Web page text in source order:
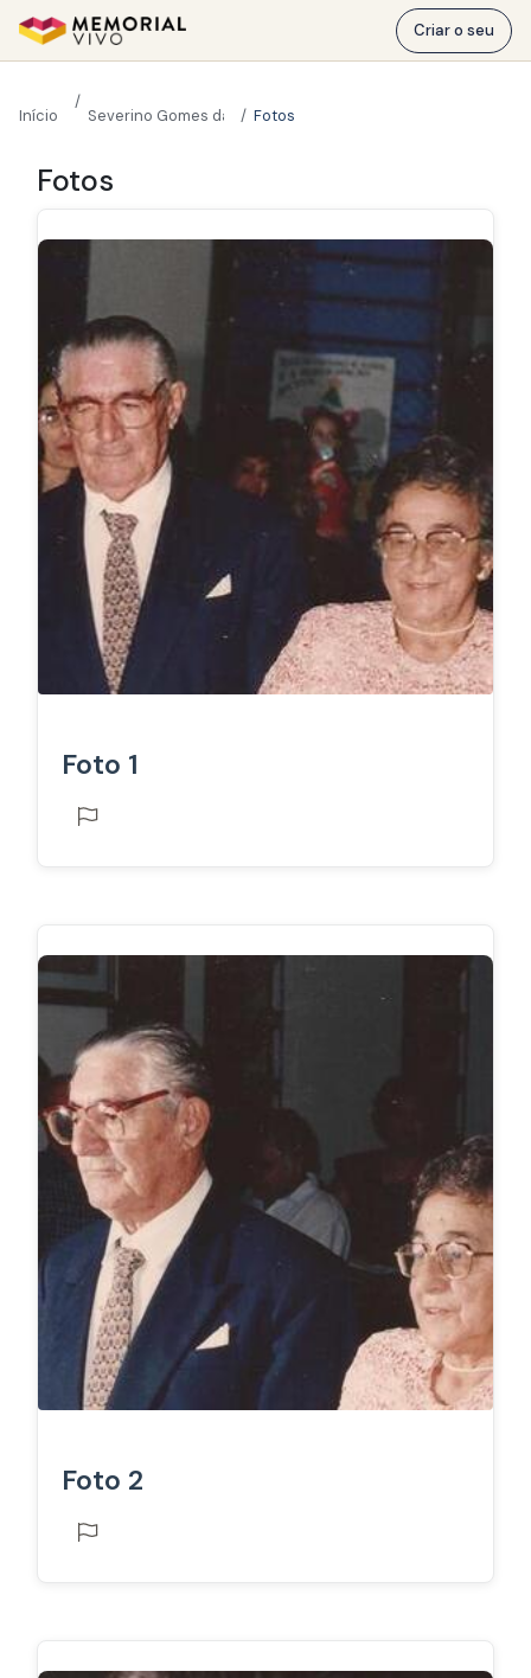
Ir para o conteúdo principal
Criar o seu
Início Severino Gomes da CostaFotos
Severino Gomes da Costa
Fotos
Foto 1
Foto 2